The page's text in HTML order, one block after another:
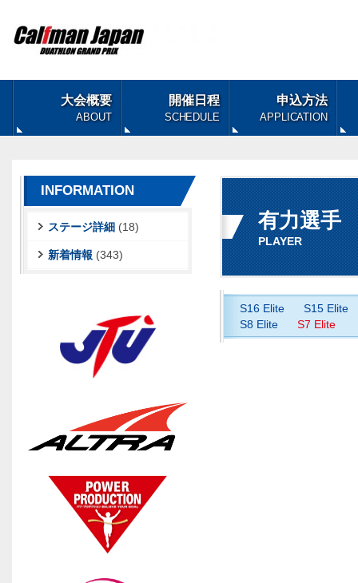
大会概要
ABOUT
開催日程
SCHEDULE
申込方法
APPLICATION
有力選手
PLAYER
S16 Elite
S15 Elite
S8 Elite
S7 Elite
INFORMATION
ステージ詳細 (18)
新着情報 (343)